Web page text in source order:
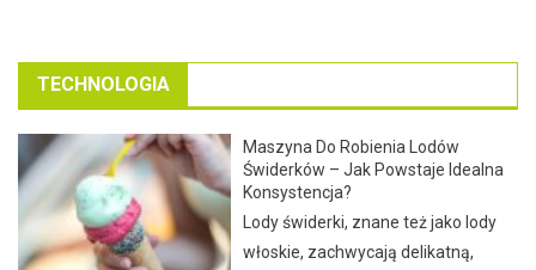
TECHNOLOGIA
Maszyna Do Robienia Lodów
Świderków – Jak Powstaje Idealna
Konsystencja?
Lody świderki, znane też jako lody
włoskie, zachwycają delikatną,